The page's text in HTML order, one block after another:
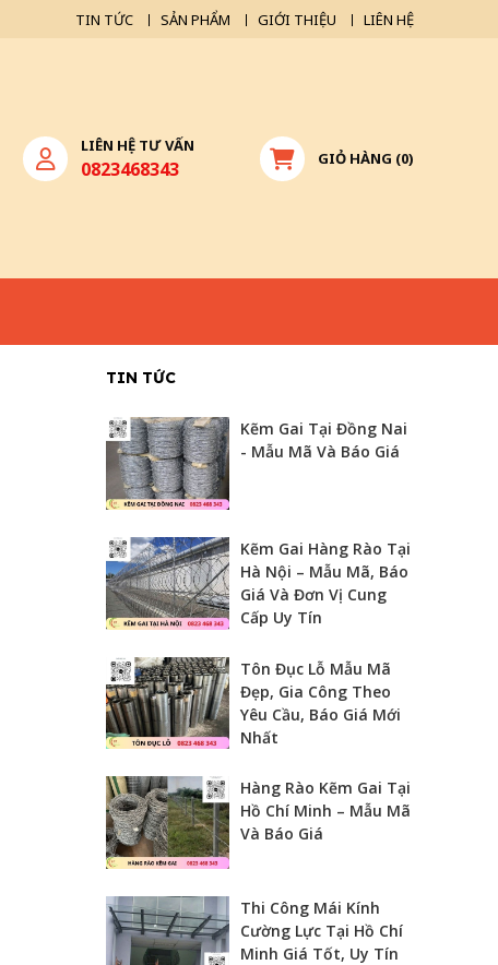
TIN TỨC SẢN PHẨM GIỚI THIỆU LIÊN HỆ
LIÊN HỆ TƯ VẤN
0823468343 GIỎ HÀNG (0)
TIN TỨC
Kẽm Gai Tại Đồng Nai
- Mẫu Mã Và Báo Giá
Kẽm Gai Hàng Rào Tại
Hà Nội – Mẫu Mã, Báo
Giá Và Đơn Vị Cung
Cấp Uy Tín
Tôn Đục Lỗ Mẫu Mã
Đẹp, Gia Công Theo
Yêu Cầu, Báo Giá Mới
Nhất
Hàng Rào Kẽm Gai Tại
Hồ Chí Minh – Mẫu Mã
Và Báo Giá
Thi Công Mái Kính
Cường Lực Tại Hồ Chí
Minh Giá Tốt, Uy Tín